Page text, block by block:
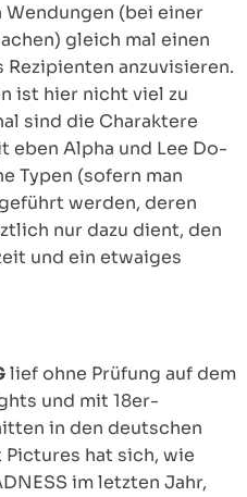
(bei einer
gleich mal einen
Rezipienten anzuvisieren.
ist hier nicht viel zu
sind die Charaktere
eben Alpha und Lee Do-
Typen (sofern man
werden, deren
nur dazu dient, den
und ein etwaiges
lief ohne Prüfung auf dem
und mit 18er-
in den deutschen
hat sich, wie
im letzten Jahr,